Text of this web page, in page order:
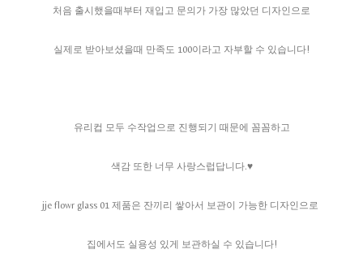
처음 출시했을때부터 재입고 문의가 가장 많았던 디자인으로
실제로 받아보셨을때 만족도 100이라고 자부할 수 있습니다!
유리컵 모두 수작업으로 진행되기 때문에 꼼꼼하고
색감 또한 너무 사랑스럽답니다.♥
jje flowr glass 01 제품은 잔끼리 쌓아서 보관이 가능한 디자인으로
집에서도 실용성 있게 보관하실 수 있습니다!